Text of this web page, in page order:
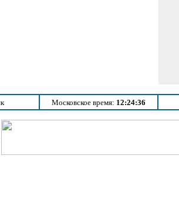
Московское время: 12:24:36